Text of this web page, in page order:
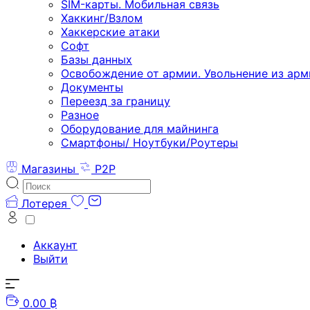
SIM-карты. Мобильная связь
Хаккинг/Взлом
Хаккерские атаки
Софт
Базы данных
Освобождение от армии. Увольнение из
Документы
Переезд за границу
Разное
Оборудование для майнинга
Смартфоны/ Ноутбуки/Роутеры
Магазины
P2P
Лотерея
Аккаунт
Выйти
0.00 ₿